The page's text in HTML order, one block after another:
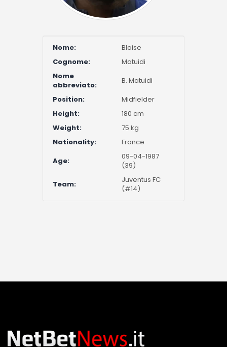
Nome:
Blaise
Cognome:
Matuidi
Nome
abbreviato:
B. Matuidi
Position:
Midfielder
Height:
180 cm
Weight:
75 kg
Nationality:
France
Age:
09-04-1987
(39)
Team:
Juventus FC
(#14)